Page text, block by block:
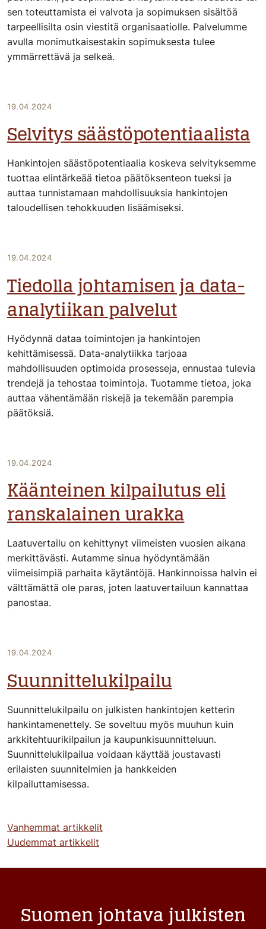
sen toteuttamista ei valvota ja sopimuksen sisältöä
tarpeellisilta osin viestitä organisaatiolle. Palvelumme
avulla monimutkaisestakin sopimuksesta tulee
ymmärrettävä ja selkeä.
19.04.2024
Selvitys säästöpotentiaalista
Hankintojen säästöpotentiaalia koskeva selvityksemme
tuottaa elintärkeää tietoa päätöksenteon tueksi ja
auttaa tunnistamaan mahdollisuuksia hankintojen
taloudellisen tehokkuuden lisäämiseksi.
19.04.2024
Tiedolla johtamisen ja data-
analytiikan palvelut
Hyödynnä dataa toimintojen ja hankintojen
kehittämisessä. Data-analytiikka tarjoaa
mahdollisuuden optimoida prosesseja, ennustaa tulevia
trendejä ja tehostaa toimintoja. Tuotamme tietoa, joka
auttaa vähentämään riskejä ja tekemään parempia
päätöksiä.
19.04.2024
Käänteinen kilpailutus eli
ranskalainen urakka
Laatuvertailu on kehittynyt viimeisten vuosien aikana
merkittävästi. Autamme sinua hyödyntämään
viimeisimpiä parhaita käytäntöjä. Hankinnoissa halvin ei
välttämättä ole paras, joten laatuvertailuun kannattaa
panostaa.
19.04.2024
Suunnittelukilpailu
Suunnittelukilpailu on julkisten hankintojen ketterin
hankintamenettely. Se soveltuu myös muuhun kuin
arkkitehtuurikilpailun ja kaupunkisuunnitteluun.
Suunnittelukilpailua voidaan käyttää joustavasti
erilaisten suunnitelmien ja hankkeiden
kilpailuttamisessa.
Artikkelien
selaus
Vanhemmat artikkelit
Uudemmat artikkelit
Suomen johtava julkisten